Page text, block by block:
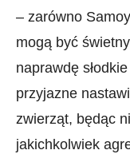
– zarówno
mogą być
naprawdę
przyjazne
zwierząt, będąc
jakichkolwiek